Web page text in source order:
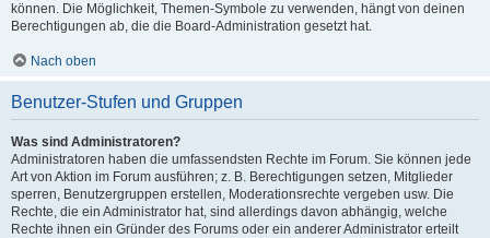
können. Die Möglichkeit, Themen-Symbole zu verwenden, hängt von deinen
Berechtigungen ab, die die Board-Administration gesetzt hat.
Nach oben
Benutzer-Stufen und Gruppen
Was sind Administratoren?
Administratoren haben die umfassendsten Rechte im Forum. Sie können jede
Art von Aktion im Forum ausführen; z. B. Berechtigungen setzen, Mitglieder
sperren, Benutzergruppen erstellen, Moderationsrechte vergeben usw. Die
Rechte, die ein Administrator hat, sind allerdings davon abhängig, welche
Rechte ihnen ein Gründer des Forums oder ein anderer Administrator erteilt